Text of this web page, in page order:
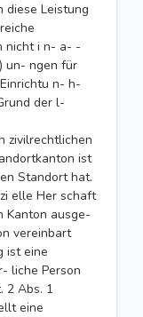
diese Leistung
nicht i n- a- -
un- ngen für
n- h-
der l-
zivilrechtlichen
ist
Standort hat.
elle Her schaft
Kanton ausge-
vereinbart
ist eine
liche Person
2 Abs. 1
eine